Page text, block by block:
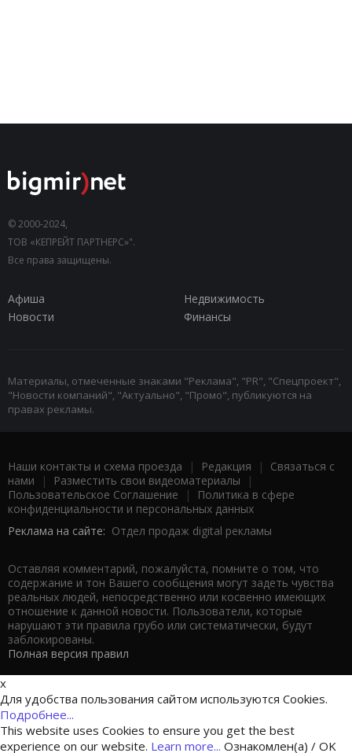
© 2000-2024,
ТОВ «КЕПРЕЙТ ПАРТНЕРС»".
Все права защищены.
Афиша
Недвижимость
Новости
Финансы
Материалы, отмеченные знаками "Реклама", "PR", "Спецпроект",
"Новости компаний", "Актуально", "Промо", публикуются на
правах рекламы.
Наши контакты и схема проезда | Редакция | Связаться с
нами | Разместить свои видеоматериалы |
Пользовательское Соглашение |
Политика в сфере
конфиденциальности и персональных данных
Реклама на сайте: Отдел продаж digital рекламы
Оставляя комментарий, пожалуйста, помните о том, что
содержание и тон Вашего сообщения могут задеть чувства
реальных людей, непосредственно или косвенно имеющих
отношение к данной новости. Пользователи, которые
нарушают эти правила грубо или систематически, будут
заблокированы.
Полная версия правил
x
Для удобства пользования сайтом используются Cookies.
Подробнее...
This website uses Cookies to ensure you get the best
experience on our website. Learn more... Ознакомлен(а) / OK